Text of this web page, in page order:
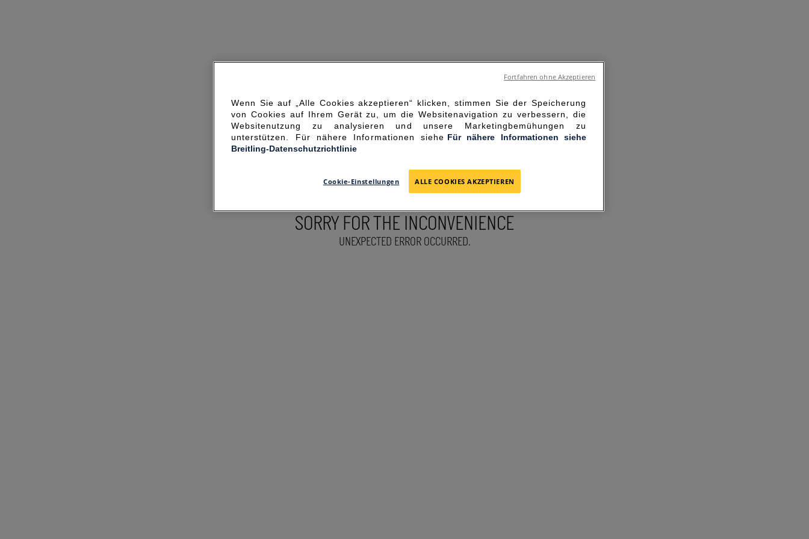
SORRY FOR THE INCONVENIENCE
UNEXPECTED ERROR OCCURRED.
Wenn Sie auf „Alle Cookies akzeptieren“ klicken, stimmen Sie der Speicherung
von Cookies auf Ihrem Gerät zu, um die Websitenavigation zu verbessern, die
Websitenutzung zu analysieren und unsere Marketingbemühungen zu
unterstützen. Für nähere Informationen siehe Für nähere Informationen siehe
Breitling-Datenschutzrichtlinie
Cookie-Einstellungen ALLE COOKIES AKZEPTIEREN
Fortfahren ohne Akzeptieren